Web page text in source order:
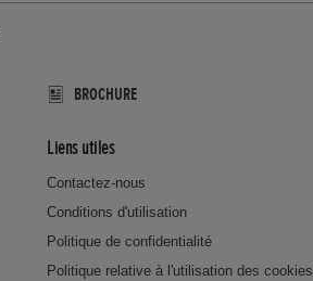
BROCHURE
Liens utiles
Contactez-nous
Conditions d'utilisation
Politique de confidentialité
Politique relative à l'utilisation des cookies